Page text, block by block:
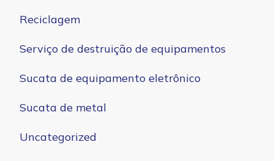
Reciclagem
Serviço de destruição de equipamentos
Sucata de equipamento eletrônico
Sucata de metal
Uncategorized